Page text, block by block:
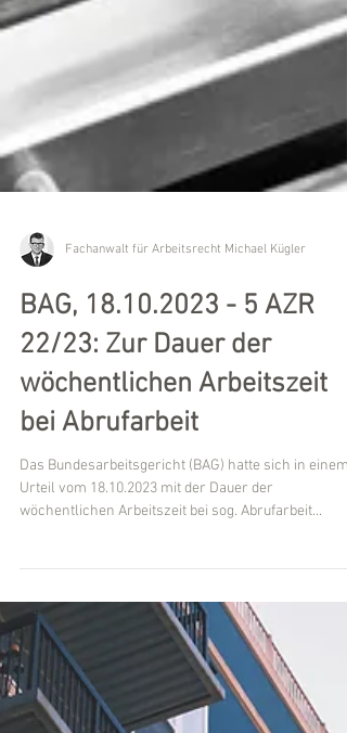
Fachanwalt für Arbeitsrecht Michael Kügler
22/23: Zur Dauer der
wöchentlichen Arbeitszeit
bei Abrufarbeit
Das Bundesarbeitsgericht (BAG) hatte sich in einem
Urteil vom 18.10.2023 mit der Dauer der